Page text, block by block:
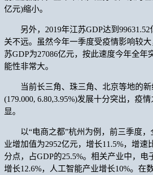
亿元)缩小。
另外，2019年江苏GDP达到99631.52
关不远。虽然今年一季度受疫情影响较
苏GDP为27086亿元，按此速度今年全年
能性非常大。
当前长三角、珠三角、北京等地的新
(179.000, 6.80,3.95%)发展十分突出，疫
显。
以“电商之都”杭州为例，前三季度，
业增加值为2952亿元，增长11.5%，增速
分点，占GDP的25.5%。相关产业中，电
增长12.6%，人工智能产业增长10%。在